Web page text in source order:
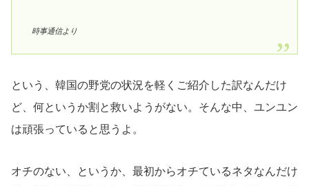
時事通信より
という、韓国の野党の状況を軽くご紹介した訳なんだけ
ど、何というか割と救いようがない。そんな中、ユンユン
は頑張っていると思うよ。
オチのない、というか、最初からオチているネタなんだけ